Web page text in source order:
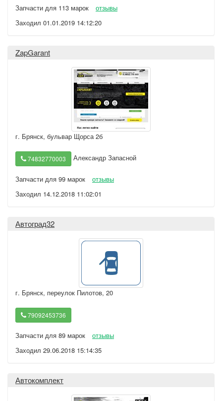
Запчасти для 113 марок
отзывы
Заходил 01.01.2019 14:12:20
ZapGarant
г. Брянск, бульвар Щорса 2б
74832770003 Александр Запасной
Запчасти для 99 марок
отзывы
Заходил 14.12.2018 11:02:01
Автоград32
г. Брянск, переулок Пилотов, 20
79092453736
Запчасти для 89 марок
отзывы
Заходил 29.06.2018 15:14:35
Автокомплект